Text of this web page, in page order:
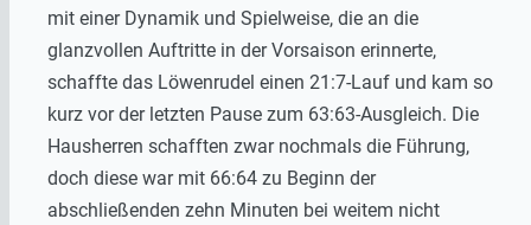
mit einer Dynamik und Spielweise, die an die
glanzvollen Auftritte in der Vorsaison erinnerte,
schaffte das Löwenrudel einen 21:7-Lauf und kam so
kurz vor der letzten Pause zum 63:63-Ausgleich. Die
Hausherren schafften zwar nochmals die Führung,
doch diese war mit 66:64 zu Beginn der
abschließenden zehn Minuten bei weitem nicht